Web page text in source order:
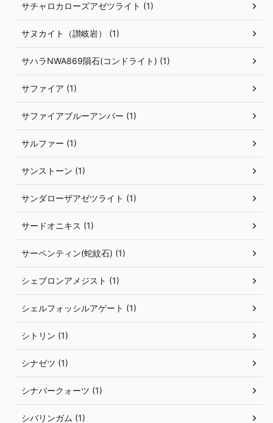
サチャロカローズアゼツライト (1)
サヌカイト（讃岐岩） (1)
サハラNWA869隕石(コンドライト) (1)
サファイア (1)
サファイアブルーアンバー (1)
サルファー (1)
サンストーン (1)
サンダローザアゼツライト (1)
サードオニキス (1)
サーペンティン(蛇紋石) (1)
シェブロンアメジスト (1)
シェルフォッシルアゲート (1)
シトリン (1)
シナゼツ (1)
シナバークォーツ (1)
シバリンガム (1)